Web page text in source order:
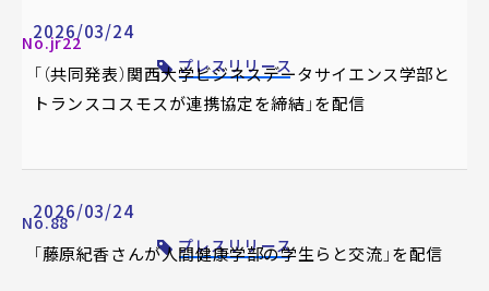
2026/03/24
No.jr22
プレスリリース
「（共同発表）関西大学ビジネスデータサイエンス学部と
トランスコスモスが連携協定を締結」を配信
2026/03/24
No.88
プレスリリース
「藤原紀香さんが人間健康学部の学生らと交流」を配信